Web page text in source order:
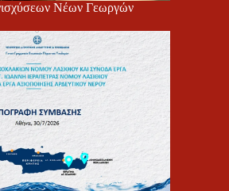
Νέων Γεωργών